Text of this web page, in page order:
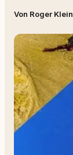
Von Roger Klein